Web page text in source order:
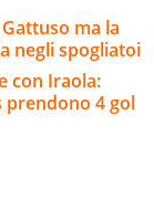
ma la
negli spogliatoi
con Iraola:
prendono 4 gol